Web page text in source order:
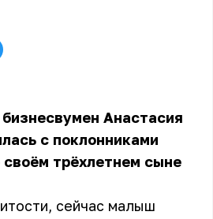
Анастасия
с поклонниками
трёхлетнем сыне
сейчас малыш